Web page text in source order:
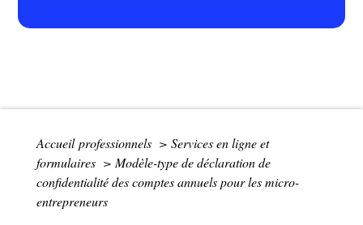
Accueil professionnels > Services en ligne et
formulaires > Modèle-type de déclaration de
confidentialité des comptes annuels pour les micro-
entrepreneurs